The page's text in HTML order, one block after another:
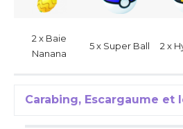
2 x Baie
Nanana
5 x Super Ball 2 x
Carabing, Escargaume et